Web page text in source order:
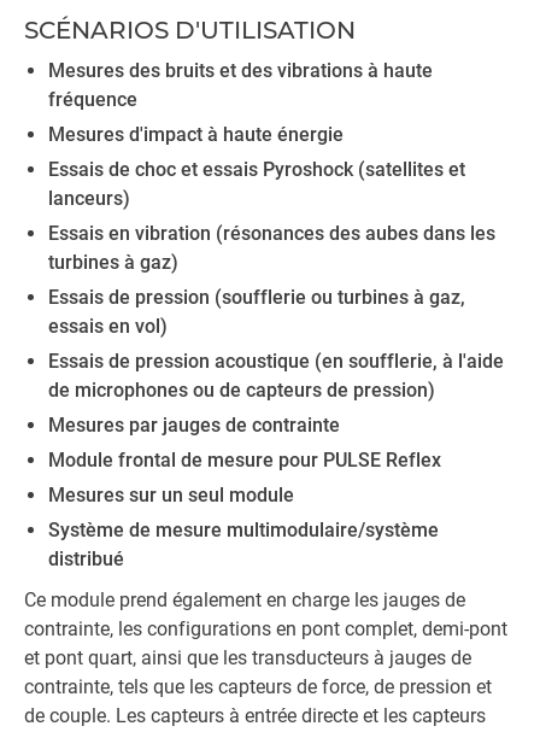
SCÉNARIOS D'UTILISATION
Mesures des bruits et des vibrations à haute
fréquence
Mesures d'impact à haute énergie
Essais de choc et essais Pyroshock (satellites et
lanceurs)
Essais en vibration (résonances des aubes dans les
turbines à gaz)
Essais de pression (soufflerie ou turbines à gaz,
essais en vol)
Essais de pression acoustique (en soufflerie, à l'aide
de microphones ou de capteurs de pression)
Mesures par jauges de contrainte
Module frontal de mesure pour PULSE Reflex
Mesures sur un seul module
Système de mesure multimodulaire/système
distribué
Ce module prend également en charge les jauges de
contrainte, les configurations en pont complet, demi-pont
et pont quart, ainsi que les transducteurs à jauges de
contrainte, tels que les capteurs de force, de pression et
de couple. Les capteurs à entrée directe et les capteurs